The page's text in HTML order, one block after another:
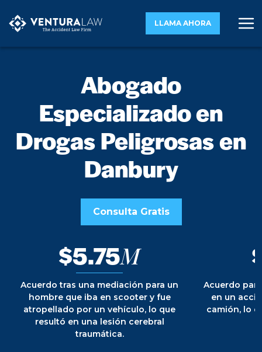
LLAMA AHORA
Abogado
Especializado en
Drogas Peligrosas en
Danbury
Consulta Gratis
$5.75M
Acuerdo tras una mediación para un
hombre que iba en scooter y fue
atropellado por un vehículo, lo que
resultó en una lesión cerebral
traumática.
Acuerdo
en un
camión, lo